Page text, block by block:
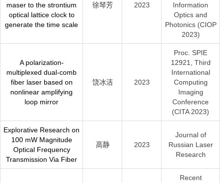
maser to the strontium
optical lattice clock to
generate the time scale
徐琴芳 2023
Information
Optics and
Photonics (CIOP
2023)
A polarization-
multiplexed dual-comb
fiber laser based on
nonlinear amplifying
loop mirror
饶冰洁 2023
Proc. SPIE
12921, Third
International
Computing
Imaging
Conference
(CITA 2023)
Explorative Research on
100 mW Magnitude
Optical Frequency
Transmission Via Fiber
高静 2023
Journal of
Russian Laser
Research
Recent